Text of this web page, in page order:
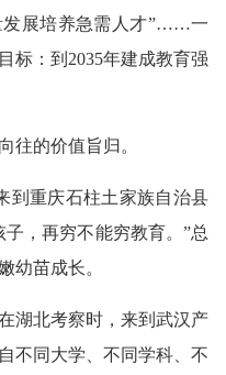
发展培养急需人才”……一
标：到2035年建成教育强
的价值旨归。
重庆石柱土家族自治县
，再穷不能穷教育。”总
幼苗成长。
北考察时，来到武汉产
不同大学、不同学科、不